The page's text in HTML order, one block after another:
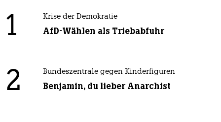
1 Krise der Demokratie
AfD-Wählen als Triebabfuhr
2 Bundeszentrale gegen Kinderfiguren
Benjamin, du lieber Anarchist